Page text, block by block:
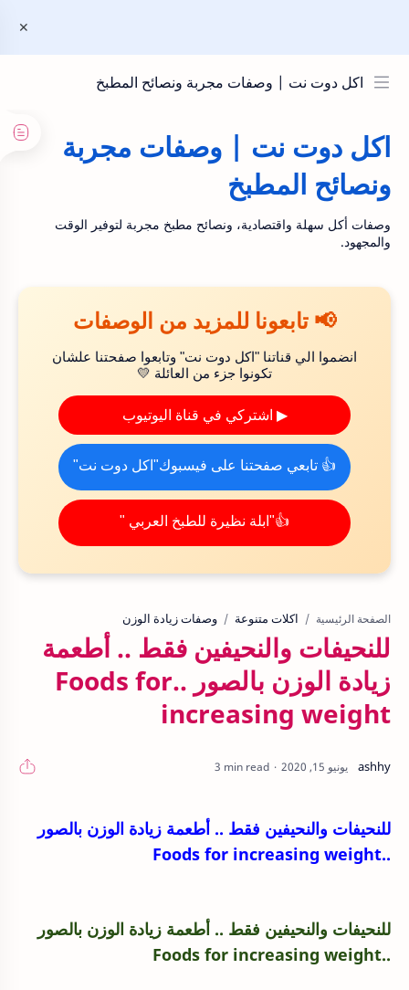
اكل دوت نت | وصفات مجربة ونصائح المطبخ
اكل دوت نت | وصفات مجربة
ونصائح المطبخ
وصفات أكل سهلة واقتصادية، ونصائح مطبخ مجربة لتوفير الوقت
والمجهود.
📢 تابعونا للمزيد من الوصفات
انضموا الي قناتنا "اكل دوت نت" وتابعوا صفحتنا علشان
تكونوا جزء من العائلة 💛
▶ اشتركي في قناة اليوتيوب
👍 تابعي صفحتنا على فيسبوك"اكل دوت نت"
👍"ابلة نظيرة للطبخ العربي "
الصفحة الرئيسية اكلات متنوعة وصفات زيادة الوزن
للنحيفات والنحيفين فقط .. أطعمة
زيادة الوزن بالصور ..Foods for
increasing weight
3 min read
للنحيفات والنحيفين فقط .. أطعمة زيادة الوزن بالصور
..Foods for increasing
weight
للنحيفات والنحيفين فقط .. أطعمة زيادة الوزن بالصور
..Foods for increasing weight